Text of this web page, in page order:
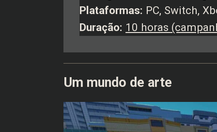
Plataformas: PC, Switch,
Duração: 10 horas
Um mundo de arte